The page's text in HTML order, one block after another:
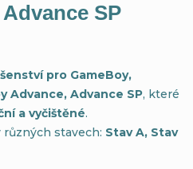
SP
pro GameBoy,
Advance, Advance SP, které
a vyčištěné.
stavech: Stav A, Stav